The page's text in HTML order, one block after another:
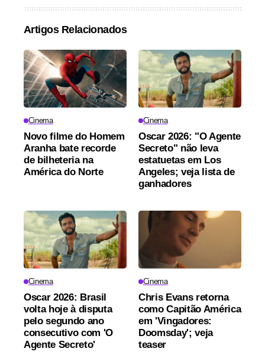
Artigos Relacionados
Cinema
Novo filme do Homem
Aranha bate recorde
de bilheteria na
América do Norte
Cinema
Oscar 2026: "O Agente
Secreto" não leva
estatuetas em Los
Angeles; veja lista de
ganhadores
Cinema
Oscar 2026: Brasil
volta hoje à disputa
pelo segundo ano
consecutivo com 'O
Agente Secreto'
Cinema
Chris Evans retorna
como Capitão América
em 'Vingadores:
Doomsday'; veja
teaser